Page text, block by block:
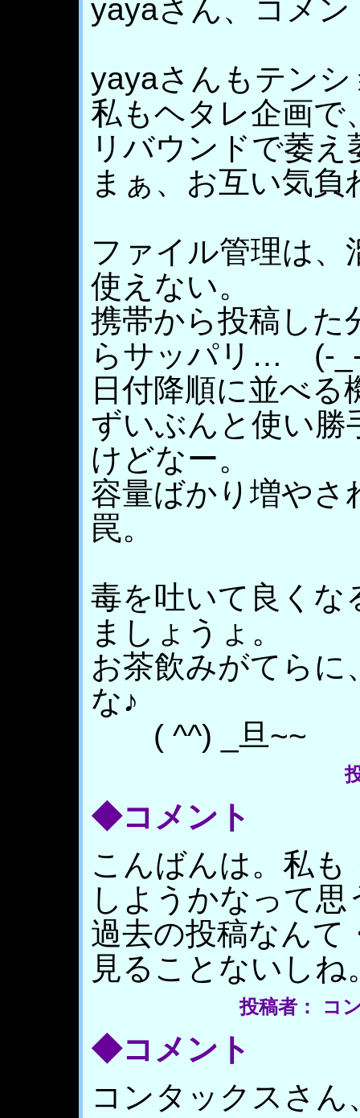
yayaさん、コメ
yayaさんもテン
私もヘタレ企画で
リバウンドで萎
まぁ、お互い気
ファイル管理は
使えない。
携帯から投稿した
らサッパリ… (-
日付降順に並べ
ずいぶんと使い勝
けどなー。
容量ばかり増やさ
罠。
毒を吐いて良くな
ましょうょ。
お茶飲みがてらに
な♪
( ^^) _旦~~
◆コメント
こんばんは。私も
しようかなって
過去の投稿なんて
見ることないしね
投稿者： コ
◆コメント
コンタックスさん